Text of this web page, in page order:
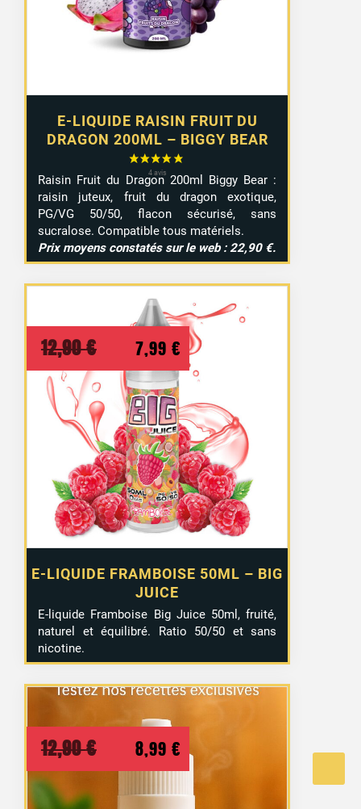
E-LIQUIDE RAISIN FRUIT DU
DRAGON 200ML – BIGGY BEAR
Raisin Fruitdu Dragon 200ml Biggy Bear :
raisin juteux, fruit dudragonexotique,
PG/VG 50/50,flaconsécurisé,sans
sucralose.Compatibletous matériels.
Prix moyens constatés surle web :22,90 €.
E-LIQUIDE FRAMBOISE 50ML – BIG
JUICE
12,90€
Le
prix
initial
était :
12,90 €.
7,99 € Le
prix
actuel
est :
7,99 €.
E-liquide Framboise Big Juice 50ml, fruité,
naturel et équilibré. Ratio 50/50 et sans
nicotine.
12,90€
Le
prix
8,99 €
Le
prix